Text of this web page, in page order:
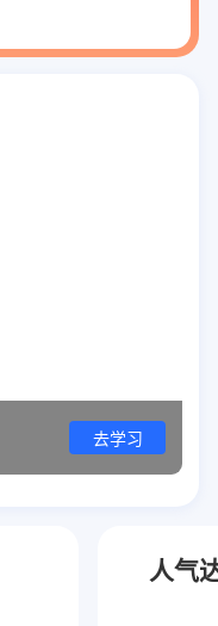
去学习
人气